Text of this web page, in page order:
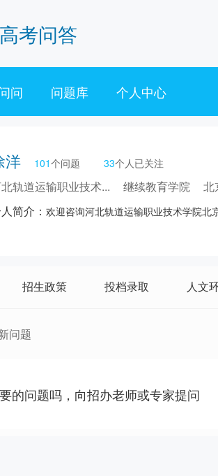
高考问答
问 问题库 个人中心
洋 101个问题 33个人已关注
轨道运输职业技术... 继续教育学院
北
简介： 欢迎咨询河北轨道运输职业技术学院北
招生政策 投档录取 人文
问题
的问题吗，向招办老师或专家提问